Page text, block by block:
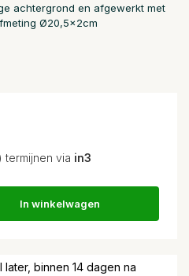
achtergrond en afgewerkt met
Ø20,5x2cm
termijnen via in3
In winkelwagen
later, binnen 14 dagen na